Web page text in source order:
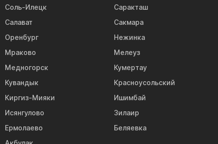
Соль-Илецк
Саракташ
Салават
Сакмара
Оренбург
Нежинка
Мраково
Мелеуз
Медногорск
Кумертау
Кувандык
Красноусольский
Киргиз-Мияки
Ишимбай
Исянгулово
Зилаир
Ермолаево
Беляевка